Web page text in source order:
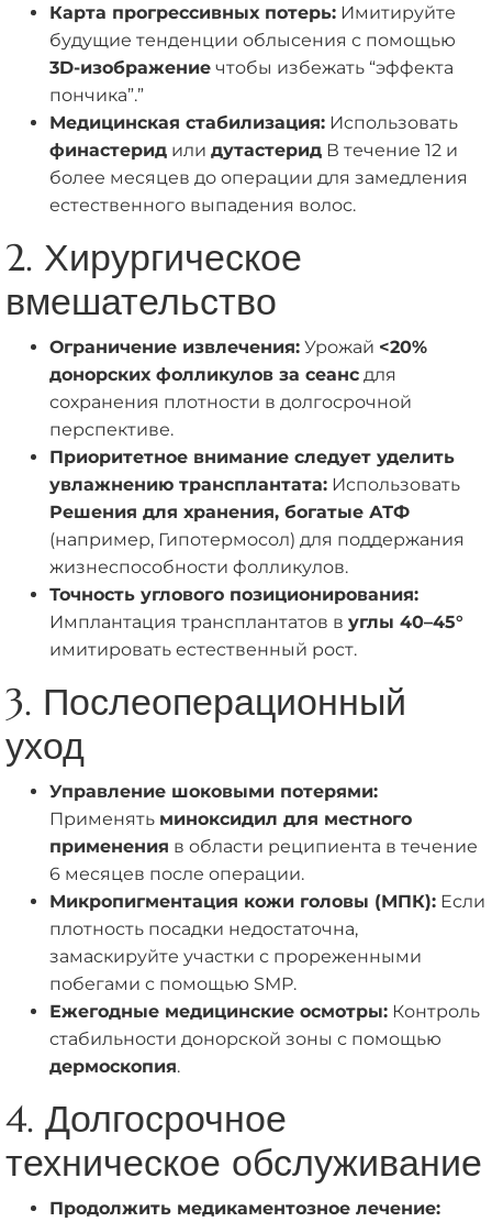
Карта прогрессивных потерь: Имитируйте
будущие тенденции облысения с помощью
3D-изображение чтобы избежать “эффекта
пончика”.”
Медицинская стабилизация: Использовать
финастерид или дутастерид В течение 12 и
более месяцев до операции для замедления
естественного выпадения волос.
2. Хирургическое
вмешательство
Ограничение извлечения: Урожай <20%
донорских фолликулов за сеанс для
сохранения плотности в долгосрочной
перспективе.
Приоритетное внимание следует уделить
увлажнению трансплантата: Использовать
Решения для хранения, богатые АТФ
(например, Гипотермосол) для поддержания
жизнеспособности фолликулов.
Точность углового позиционирования:
Имплантация трансплантатов в углы 40–45°
имитировать естественный рост.
3. Послеоперационный
уход
Управление шоковыми потерями:
Применять миноксидил для местного
применения в области реципиента в течение
6 месяцев после операции.
Микропигментация кожи головы (МПК): Если
плотность посадки недостаточна,
замаскируйте участки с прореженными
побегами с помощью SMP.
Ежегодные медицинские осмотры: Контроль
стабильности донорской зоны с помощью
дермоскопия.
4. Долгосрочное
техническое обслуживание
Продолжить медикаментозное лечение: